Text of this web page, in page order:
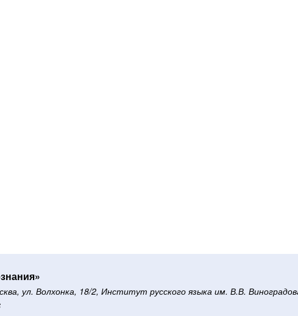
ул. Волхонка, 18/2, Институт русского языка им. В.В.